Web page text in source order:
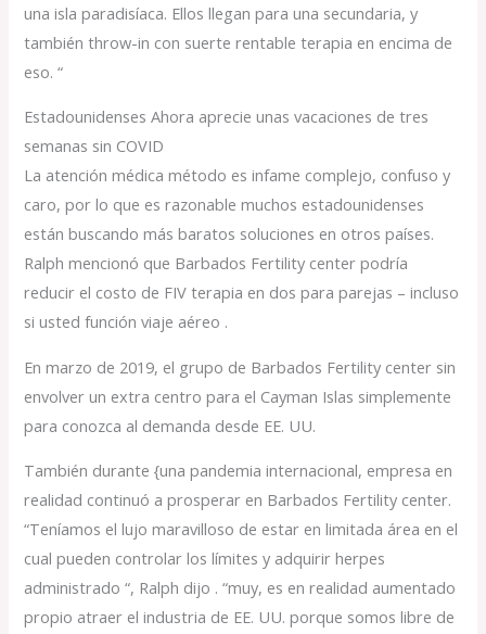
una isla paradisíaca. Ellos llegan para una secundaria, y
también throw-in con suerte rentable terapia en encima de
eso. “
Estadounidenses Ahora aprecie unas vacaciones de tres
semanas sin COVID
La atención médica método es infame complejo, confuso y
caro, por lo que es razonable muchos estadounidenses
están buscando más baratos soluciones en otros países.
Ralph mencionó que Barbados Fertility center podría
reducir el costo de FIV terapia en dos para parejas – incluso
si usted función viaje aéreo .
En marzo de 2019, el grupo de Barbados Fertility center sin
envolver un extra centro para el Cayman Islas simplemente
para conozca al demanda desde EE. UU.
También durante {una pandemia internacional, empresa en
realidad continuó a prosperar en Barbados Fertility center.
“Teníamos el lujo maravilloso de estar en limitada área en el
cual pueden controlar los límites y adquirir herpes
administrado “, Ralph dijo . “muy, es en realidad aumentado
propio atraer el industria de EE. UU. porque somos libre de